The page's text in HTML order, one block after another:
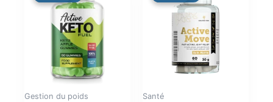
Gestion du poids Santé